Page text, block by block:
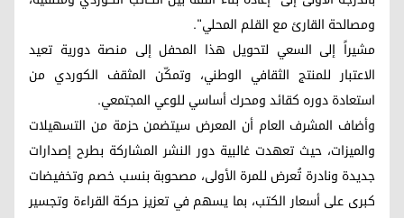
ومصالحة القارئ مع القلم المحلي".
مشيراً إلى السعي لتحويل هذا المحفل إلى منصة دورية تعيد
الاعتبار للمنتج الثقافي الوطني، وتمكّن المثقف الكوردي من
استعادة دوره كقائد ومحرك أساسي للوعي المجتمعي.
وأضاف المشرف العام أن المعرض سيتضمن حزمة من التسهيلات
والميزات، حيث تعهدت غالبية دور النشر المشاركة بطرح إصدارات
جديدة ونادرة تُعرض للمرة الأولى، مصحوبة بنسب خصم وتخفيضات
كبرى على أسعار الكتب، بما يسهم في تعزيز حركة القراءة وتجسير